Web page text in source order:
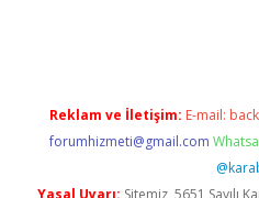
Reklam ve İletişim: E-mail:
forumhizmeti@gmail.com
Yasal Uyarı: Sitemiz, 5651 Sayılı